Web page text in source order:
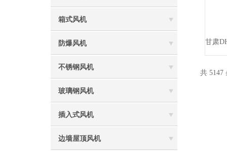
箱式风机
防爆风机
不锈钢风机
玻璃钢风机
插入式风机
边墙屋顶风机
共 5147